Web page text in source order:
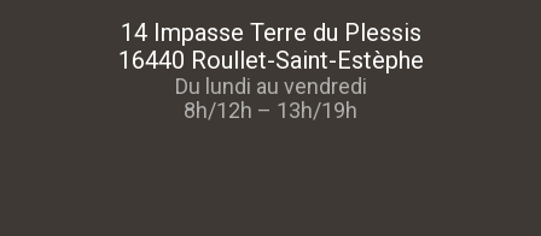
14 Impasse Terre du Plessis
16440 Roullet-Saint-Estèphe
Du lundi au vendredi
8h/12h – 13h/19h